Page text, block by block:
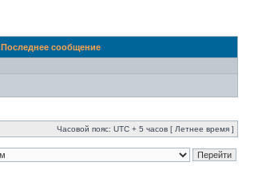
Последнее сообщение
Часовой пояс: UTC + 5 часов [ Летнее время ]